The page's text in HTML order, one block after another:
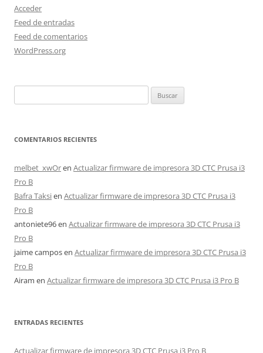
Acceder
Feed de entradas
Feed de comentarios
WordPress.org
COMENTARIOS RECIENTES
melbet_xwOren Actualizar firmware de impresora 3D CTC Prusa i3
Pro B
Bafra Taksien Actualizar firmware de impresora 3D CTC Prusa i3
Pro B
antoniete96en Actualizar firmware de impresora 3D CTC Prusa i3
Pro B
jaime camposen Actualizar firmware de impresora 3D CTC Prusa i3
Pro B
Airam en Actualizar firmware de impresora 3D CTC Prusa i3 Pro B
ENTRADAS RECIENTES
Actualizar firmware de impresora 3D CTC Prusa i3 Pro B